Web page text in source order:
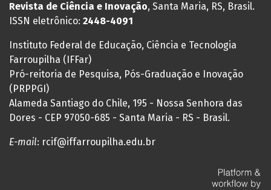
Revista de Ciência e Inovação, Santa Maria, RS, Brasil.
ISSN eletrônico: 2448-4091
Instituto Federal de Educação, Ciência e Tecnologia
Farroupilha (IFFar)
Pró-reitoria de Pesquisa, Pós-Graduação e Inovação
(PRPPGI)
Alameda Santiago do Chile, 195 - Nossa Senhora das
Dores - CEP 97050-685 - Santa Maria - RS - Brasil.
E-mail: rcif@iffarroupilha.edu.br